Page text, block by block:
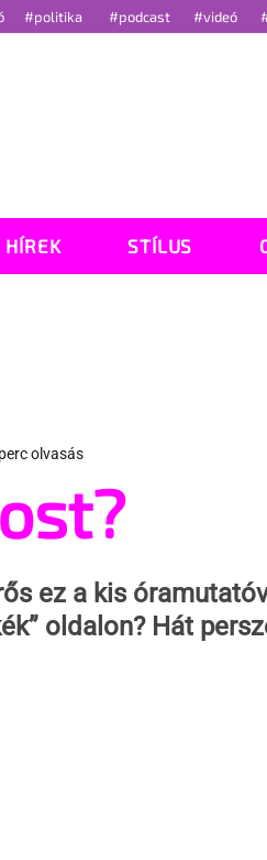
#politika #podcast #videó
HÍREK STÍLUS
olvasás
ez a kis
oldalon? Hát